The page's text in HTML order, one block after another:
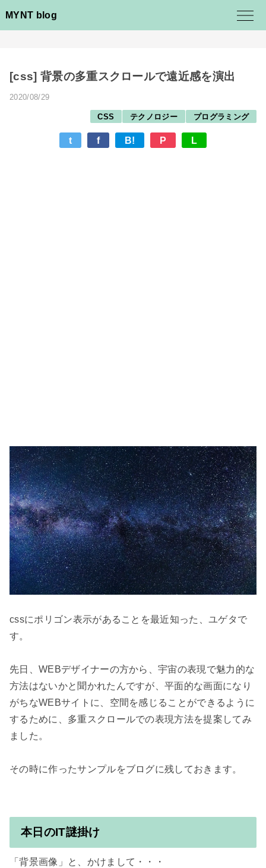
MYNT blog
[css] 背景の多重スクロールで遠近感を演出
2020/08/29
CSS テクノロジー プログラミング
t f B! P L
cssにポリゴン表示があることを最近知った、ユゲタで
す。
先日、WEBデザイナーの方から、宇宙の表現で魅力的な
方法はないかと聞かれたんですが、平面的な画面になり
がちなWEBサイトに、空間を感じることができるように
するために、多重スクロールでの表現方法を提案してみ
ました。
本日のIT謎掛け
「背景画像」と、かけまして・・・